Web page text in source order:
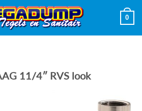
0
11/4″ RVS look